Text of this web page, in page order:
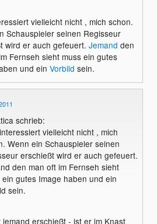
vielleicht nicht , mich schon.
Schauspieler seinen Regisseur
wird er auch gefeuert. Jemand den
Fernseh sieht muss ein gutes
und ein Vorbild sein.
schrieb:
vielleicht nicht , mich
Wenn ein Schauspieler seinen
erschießt wird er auch gefeuert.
den man oft im Fernseh sieht
ein gutes Image haben und ein
sein.
jemand erschießt - ist er im Knast